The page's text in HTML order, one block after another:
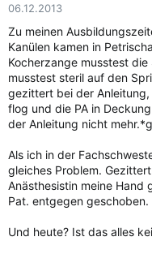
06.12.2013
Zu meinen
Kanülen kamen in
Kocherzange musstest
musstest steril auf den
gezittert bei der Anleitung,
flog und die PA in
der Anleitung nicht
Als ich in der
gleiches Problem.
Anästhesistin meine Hand
Pat. entgegen
Und heute? Ist das alles